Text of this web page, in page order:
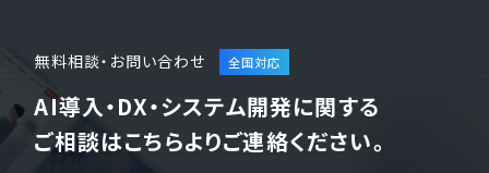
無料相談・お問い合わせ
AI導入・DX・システム開発に関する
ご相談はこちらよりご連絡ください。